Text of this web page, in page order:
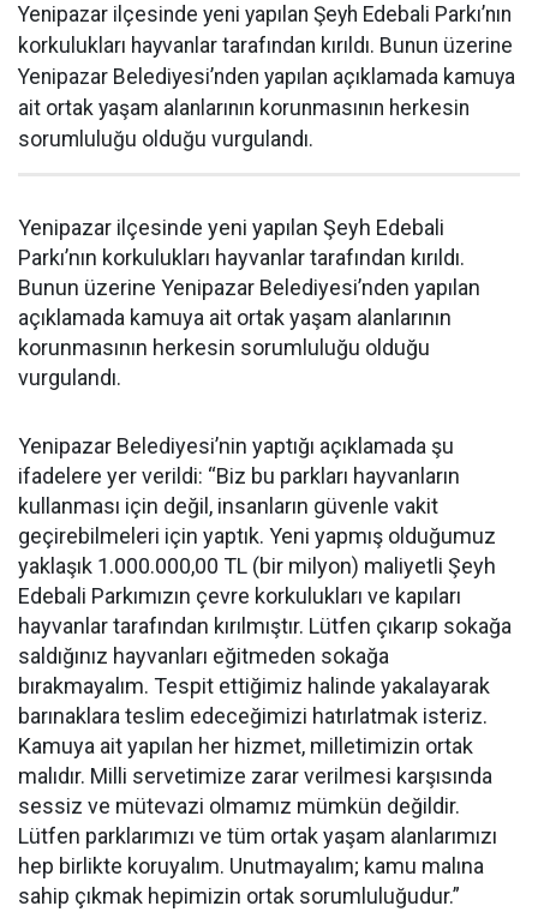
Yenipazar ilçesinde yeni yapılan Şeyh Edebali Parkı’nın
korkulukları hayvanlar tarafından kırıldı. Bunun üzerine
Yenipazar Belediyesi’nden yapılan açıklamada kamuya
ait ortak yaşam alanlarının korunmasının herkesin
sorumluluğu olduğu vurgulandı.
Yenipazar ilçesinde yeni yapılan Şeyh Edebali
Parkı’nın korkulukları hayvanlar tarafından kırıldı.
Bunun üzerine Yenipazar Belediyesi’nden yapılan
açıklamada kamuya ait ortak yaşam alanlarının
korunmasının herkesin sorumluluğu olduğu
vurgulandı.
Yenipazar Belediyesi’nin yaptığı açıklamada şu
ifadelere yer verildi: “Biz bu parkları hayvanların
kullanması için değil, insanların güvenle vakit
geçirebilmeleri için yaptık. Yeni yapmış olduğumuz
yaklaşık 1.000.000,00 TL (bir milyon) maliyetli Şeyh
Edebali Parkımızın çevre korkulukları ve kapıları
hayvanlar tarafından kırılmıştır. Lütfen çıkarıp sokağa
saldığınız hayvanları eğitmeden sokağa
bırakmayalım. Tespit ettiğimiz halinde yakalayarak
barınaklara teslim edeceğimizi hatırlatmak isteriz.
Kamuya ait yapılan her hizmet, milletimizin ortak
malıdır. Milli servetimize zarar verilmesi karşısında
sessiz ve mütevazi olmamız mümkün değildir.
Lütfen parklarımızı ve tüm ortak yaşam alanlarımızı
hep birlikte koruyalım. Unutmayalım; kamu malına
sahip çıkmak hepimizin ortak sorumluluğudur.”